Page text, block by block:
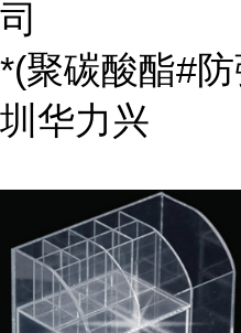
司
*(聚碳酸酯#
圳华力兴